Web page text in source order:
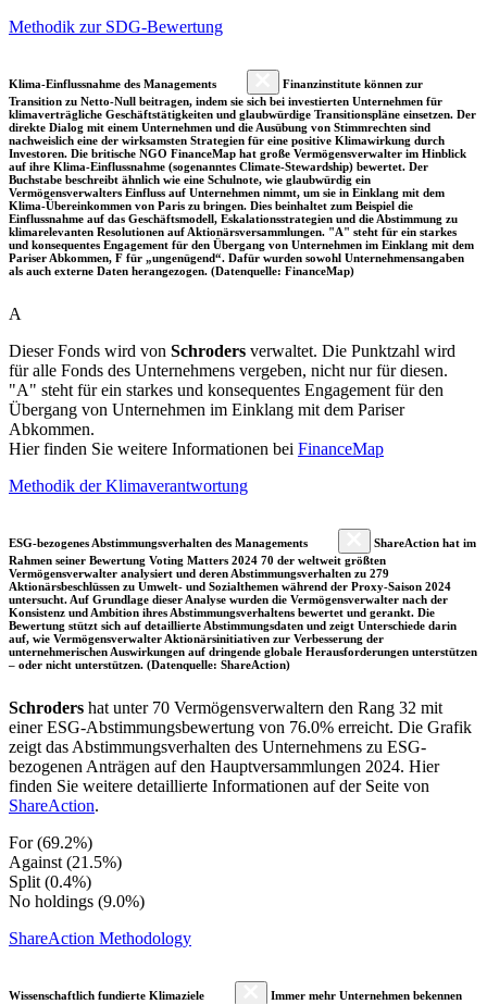
Methodik zur SDG-Bewertung
Klima-Einflussnahme des Managements
Finanzinstitute können zur
Transition zu Netto-Null beitragen, indem sie sich bei investierten Unternehmen für
klimaverträgliche Geschäftstätigkeiten und glaubwürdige Transitionspläne einsetzen. Der
direkte Dialog mit einem Unternehmen und die Ausübung von Stimmrechten sind
nachweislich eine der wirksamsten Strategien für eine positive Klimawirkung durch
Investoren. Die britische NGO FinanceMap hat große Vermögensverwalter im Hinblick
auf ihre Klima-Einflussnahme (sogenanntes Climate-Stewardship) bewertet. Der
Buchstabe beschreibt ähnlich wie eine Schulnote, wie glaubwürdig ein
Vermögensverwalters Einfluss auf Unternehmen nimmt, um sie in Einklang mit dem
Klima-Übereinkommen von Paris zu bringen. Dies beinhaltet zum Beispiel die
Einflussnahme auf das Geschäftsmodell, Eskalationsstrategien und die Abstimmung zu
klimarelevanten Resolutionen auf Aktionärsversammlungen. "A" steht für ein starkes
und konsequentes Engagement für den Übergang von Unternehmen im Einklang mit dem
Pariser Abkommen, F für „ungenügend“. Dafür wurden sowohl Unternehmensangaben
als auch externe Daten herangezogen. (Datenquelle: FinanceMap)
A
Dieser Fonds wird von Schroders verwaltet. Die Punktzahl wird
für alle Fonds des Unternehmens vergeben, nicht nur für diesen.
"A" steht für ein starkes und konsequentes Engagement für den
Übergang von Unternehmen im Einklang mit dem Pariser
Abkommen.
Hier finden Sie weitere Informationen bei FinanceMap
Methodik der Klimaverantwortung
ESG-bezogenes Abstimmungsverhalten des Managements
ShareAction hat im
Rahmen seiner Bewertung Voting Matters 2024 70 der weltweit größten
Vermögensverwalter analysiert und deren Abstimmungsverhalten zu 279
Aktionärsbeschlüssen zu Umwelt- und Sozialthemen während der Proxy-Saison 2024
untersucht. Auf Grundlage dieser Analyse wurden die Vermögensverwalter nach der
Konsistenz und Ambition ihres Abstimmungsverhaltens bewertet und gerankt. Die
Bewertung stützt sich auf detaillierte Abstimmungsdaten und zeigt Unterschiede darin
auf, wie Vermögensverwalter Aktionärsinitiativen zur Verbesserung der
unternehmerischen Auswirkungen auf dringende globale Herausforderungen unterstützen
– oder nicht unterstützen. (Datenquelle: ShareAction)
Schroders hat unter 70 Vermögensverwaltern den Rang 32 mit
einer ESG-Abstimmungsbewertung von 76.0% erreicht. Die Grafik
zeigt das Abstimmungsverhalten des Unternehmens zu ESG-
bezogenen Anträgen auf den Hauptversammlungen 2024. Hier
finden Sie weitere detaillierte Informationen auf der Seite von
ShareAction.
For (69.2%)
Against (21.5%)
Split (0.4%)
No holdings (9.0%)
ShareAction Methodology
Wissenschaftlich fundierte Klimaziele
Immer mehr Unternehmen bekennen